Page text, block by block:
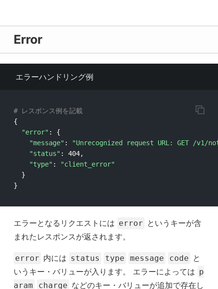
Error
エラーハンドリング例
# レスポンス例を記載
{
"error" : {
"message" :
"Unrecognized request URL: GET /v1/
"status" : 404,
"type" :
"client_error"
}
}
エラーとなるリクエストには error というキーが含
まれたレスポンスが返されます。
error 内には status type message code と
いうキー・バリューが入ります。 エラーによっては p
aram
charge などのキー・バリューが追加で存在し